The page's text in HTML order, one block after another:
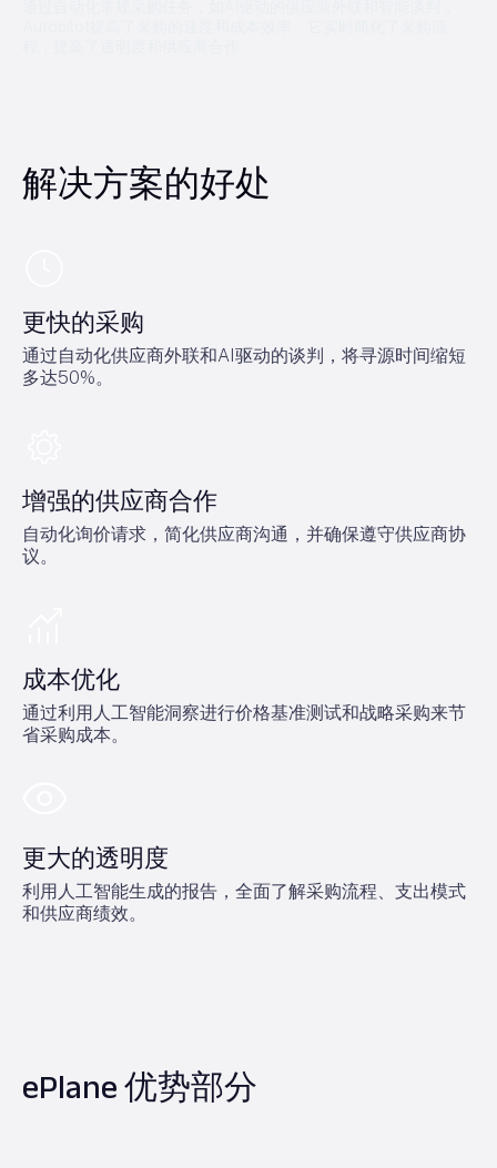
解决方案的好处
更快的采购
通过自动化供应商外联和AI驱动的谈判，将寻源时间缩短
多达50%。
增强的供应商合作
自动化询价请求，简化供应商沟通，并确保遵守供应商协
议。
成本优化
通过利用人工智能洞察进行价格基准测试和战略采购来节
省采购成本。
更大的透明度
利用人工智能生成的报告，全面了解采购流程、支出模式
和供应商绩效。
ePlane 优势部分